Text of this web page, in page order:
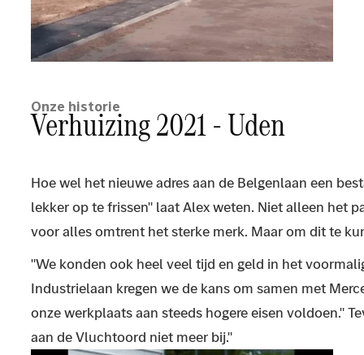
Onze historie
Verhuizing 2021 - Uden
Hoe wel het nieuwe adres aan de Belgenlaan een
lekker op te frissen" laat Alex weten. Niet alleen het
voor alles omtrent het sterke merk. Maar om dit te
"We konden ook heel veel tijd en geld in het
Industrielaan kregen we de kans om samen met
onze werkplaats aan steeds hogere eisen voldoen."
aan de Vluchtoord niet meer bij."